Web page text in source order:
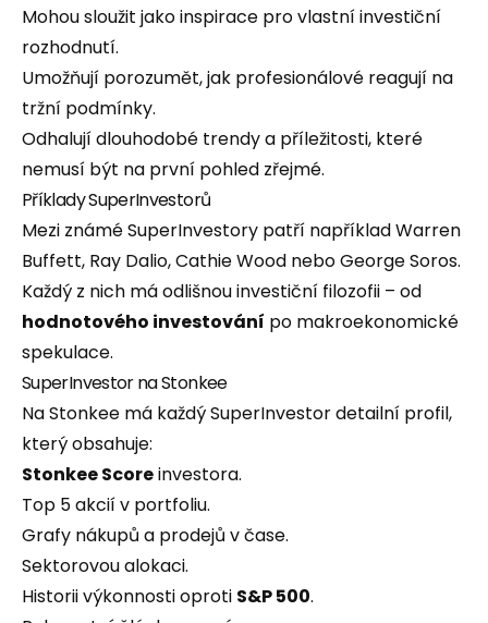
Mohou sloužit jako inspirace pro vlastní investiční
rozhodnutí.
Umožňují porozumět, jak profesionálové reagují na
tržní podmínky.
Odhalují dlouhodobé trendy a příležitosti, které
nemusí být na první pohled zřejmé.
Příklady SuperInvestorů
Mezi známé SuperInvestory patří například Warren
Buffett, Ray Dalio, Cathie Wood nebo George Soros.
Každý z nich má odlišnou investiční filozofii – od
hodnotového investování po makroekonomické
spekulace.
SuperInvestor na Stonkee
Na Stonkee má každý SuperInvestor detailní profil,
který obsahuje:
Stonkee Scoreinvestora.
Top 5 akcií v portfoliu.
Grafy nákupů a prodejů v čase.
Sektorovou alokaci.
Historii výkonnosti oproti S&P 500.